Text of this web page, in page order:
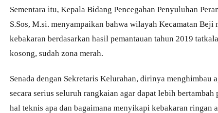
Sementara itu, Kepala Bidang Pencegahan Penyuluhan
S.Sos, M.si. menyampaikan bahwa wilayah Kecamatan Beji
kebakaran berdasarkan hasil pemantauan tahun 2019
kosong, sudah zona merah.
Senada dengan Sekretaris Kelurahan, dirinya
secara serius seluruh rangkaian agar dapat lebih
hal teknis apa dan bagaimana menyikapi kebakaran ringan